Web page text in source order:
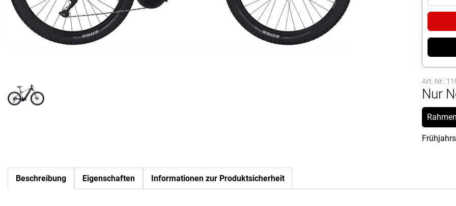
Art. Nr.:
Nur
Beschreibung Eigenschaften Informationen zur Produktsicherheit